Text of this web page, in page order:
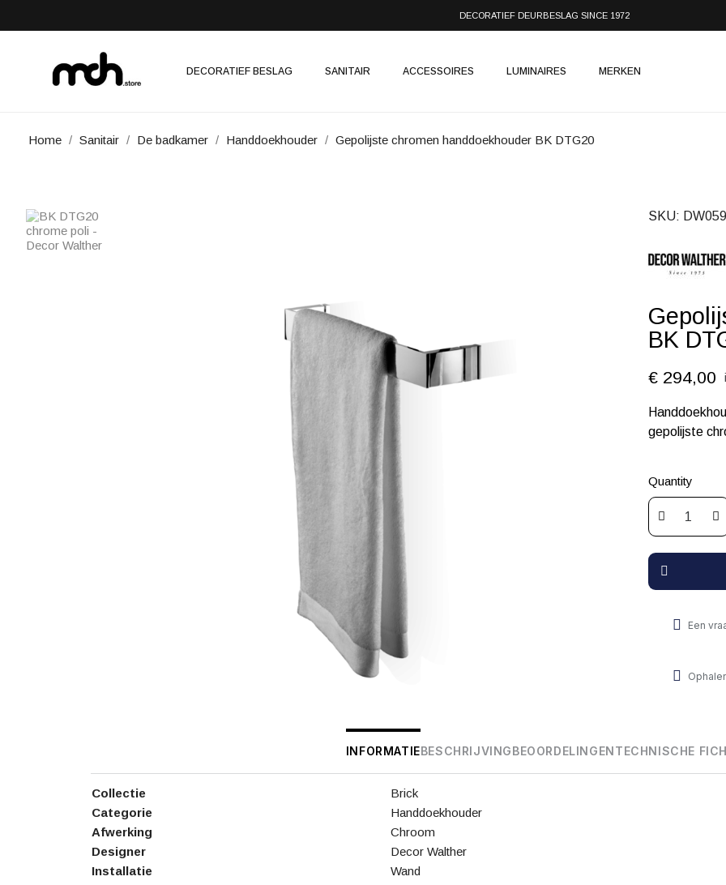
DECORATIEF DEURBESLAG SINCE 1972
DECORATIEF BESLAG SANITAIR ACCESSOIRES LUMINAIRES MERKEN
Home Sanitair De badkamer Handdoekhouder Gepolijste chromen handdoekhouder BK DTG20
SKU
BK
€ 294,00
gepolijste
Quantity
Een
INFORMATIEBESCHRIJVINGBEOORDELINGENTECHNISCHE
Collectie
Brick
Categorie
Handdoekhouder
Afwerking
Chroom
Designer
Decor Walther
Installatie
Wand